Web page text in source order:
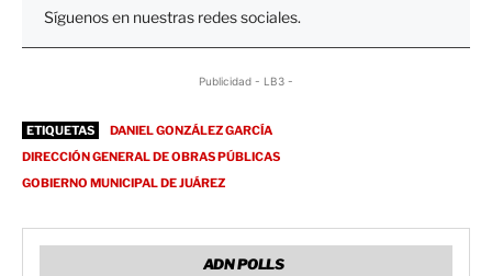
Síguenos en nuestras redes sociales.
Publicidad - LB3 -
ETIQUETAS
DANIEL GONZÁLEZ GARCÍA
DIRECCIÓN GENERAL DE OBRAS PÚBLICAS
GOBIERNO MUNICIPAL DE JUÁREZ
ADN POLLS